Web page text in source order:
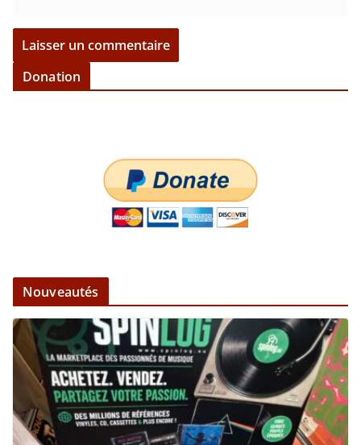
Donation
Nouveautés